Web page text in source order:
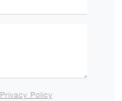
Privacy Policy